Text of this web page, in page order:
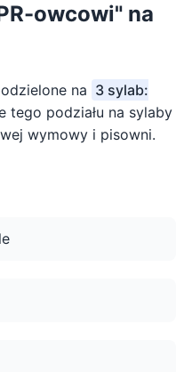
owcowi" na
na 3 sylab:
tego podziału na sylaby
wymowy i pisowni.